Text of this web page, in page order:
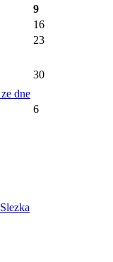
9
16
23
dne
30
6